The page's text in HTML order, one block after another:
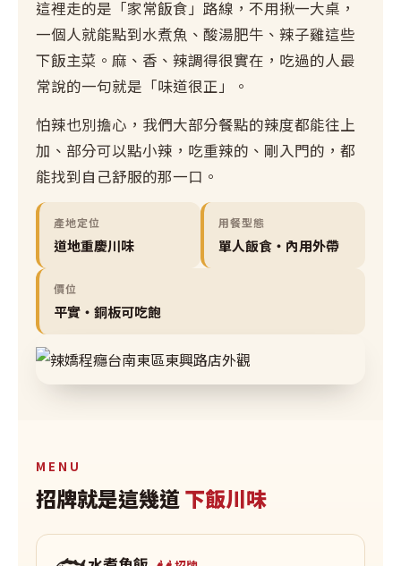
這裡走的是「家常飯食」路線，不用揪一大桌，
一個人就能點到水煮魚、酸湯肥牛、辣子雞這些
下飯主菜。麻、香、辣調得很實在，吃過的人最
常說的一句就是「味道很正」。
怕辣也別擔心，我們大部分餐點的辣度都能往上
加、部分可以點小辣，吃重辣的、剛入門的，都
能找到自己舒服的那一口。
產地定位
道地重慶川味
用餐型態
單人飯食・內用外帶
價位
平實・銅板可吃飽
MENU
招牌就是這幾道下飯川味